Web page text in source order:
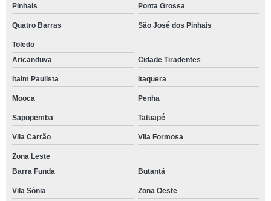
Pinhais Ponta Grossa
Quatro Barras São José dos Pinhais
Toledo
Aricanduva
Cidade Tiradentes
Itaim Paulista Itaquera
Mooca Penha
Sapopemba Tatuapé
Vila Carrão Vila Formosa
Zona Leste
Barra Funda
Butantã
Vila Sônia
Zona Oeste